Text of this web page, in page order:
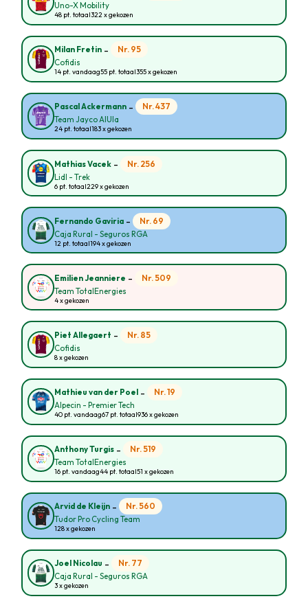
Uno-X Mobility
48 pt. totaal322 x gekozen
Milan Fretin - Nr. 95
Cofidis
14 pt. vandaag55 pt. totaal355 x gekozen
Pascal Ackermann - Nr. 437
Team Jayco AlUla
24 pt. totaal183 x gekozen
Mathias Vacek - Nr. 256
Lidl - Trek
6 pt. totaal229 x gekozen
Fernando Gaviria - Nr. 69
Caja Rural - Seguros RGA
12 pt. totaal194 x gekozen
Emilien Jeanniere - Nr. 509
Team TotalEnergies
4 x gekozen
Piet Allegaert - Nr. 85
Cofidis
8 x gekozen
Mathieu van der Poel - Nr. 19
Alpecin - Premier Tech
40 pt. vandaag67 pt. totaal936 x gekozen
Anthony Turgis - Nr. 519
Team TotalEnergies
16 pt. vandaag44 pt. totaal51 x gekozen
Arvid de Kleijn - Nr. 560
Tudor Pro Cycling Team
128 x gekozen
Joel Nicolau - Nr. 77
Caja Rural - Seguros RGA
3 x gekozen